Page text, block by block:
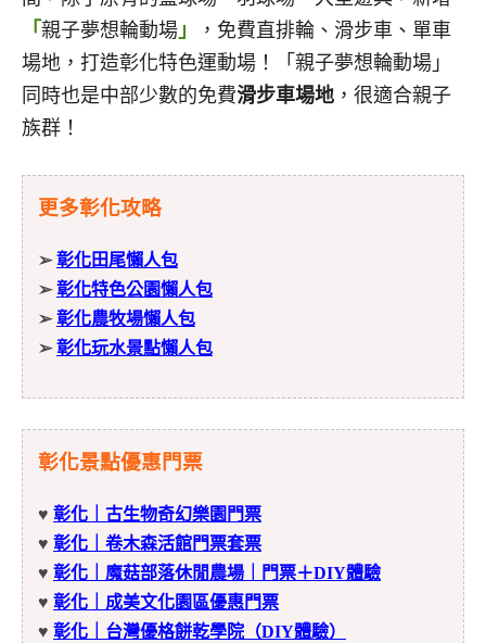
「 親子夢想輪動場 」
，免費直排輪、滑步車、單車
場地，打造彰化特色運動場！「親子夢想輪動場」
同時也是中部少數的免費滑步車場地 ，很適合親子
族群！
更多彰化攻略
➢彰化田尾懶人包
➢彰化特色公園懶人包
➢彰化農牧場懶人包
➢彰化玩水景點懶人包
彰化景點優惠門票
♥ 彰化｜古生物奇幻樂園門票
♥ 彰化｜卷木森活館門票套票
♥ 彰化｜魔菇部落休閒農場｜門票＋DIY體驗
♥ 彰化｜成美文化園區優惠門票
♥ 彰化｜台灣優格餅乾學院（DIY體驗）